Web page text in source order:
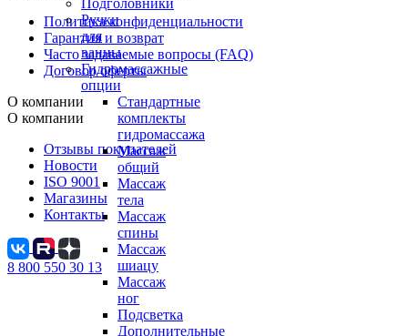
Подголовники
Ручки
для
ванны
Гидромассажные
опции
Стандартные
комплекты
гидромассажа
Массаж
общий
Массаж
тела
Массаж
спины
Массаж
шиацу
Массаж
ног
Подсветка
Дополнительные
Политика конфиденциальности
Гарантия и возврат
Часто задаваемые вопросы (FAQ)
Договор оферты
О компании
О компании
Отзывы покупателей
Новости
ISO 9001
Магазины
Контакты
8 800 550 30 13